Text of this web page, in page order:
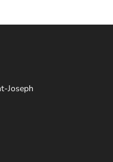
Joseph